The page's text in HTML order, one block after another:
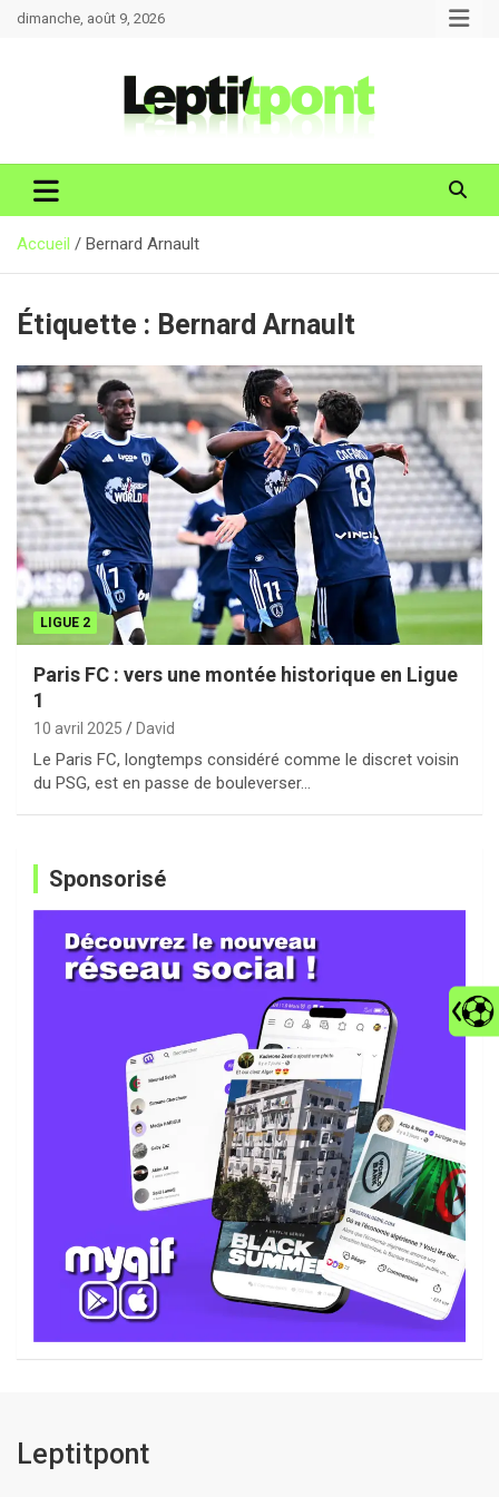
Allerdimanche, août 9, 2026
Accueil Bernard Arnault
Étiquette : Bernard Arnault
LIGUE 2
Paris FC : vers une montée historique en Ligue
1
10 avril 2025 David
Le Paris FC, longtemps considéré comme le discret voisin
du PSG, est en passe de bouleverser…
Sponsorisé
Leptitpont